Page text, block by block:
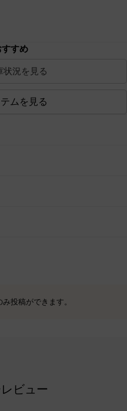
すめ
状況を見る
ムを見る
投稿ができます。
ビュー